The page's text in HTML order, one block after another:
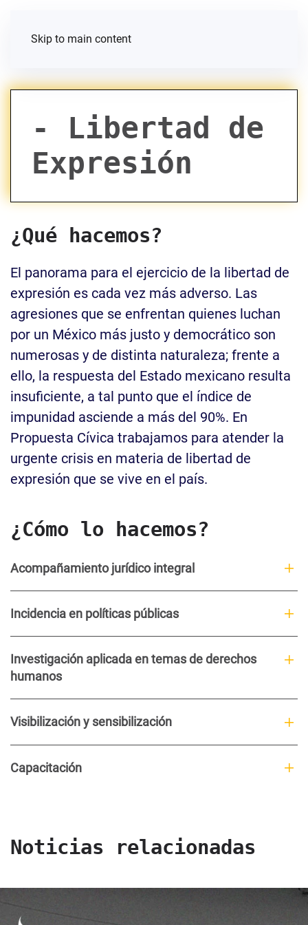
Skip to main content
- Libertad de
Expresión
¿Qué hacemos?
El panorama para el ejercicio de la libertad de
expresión es cada vez más adverso. Las
agresiones que se enfrentan quienes luchan
por un México más justo y democrático son
numerosas y de distinta naturaleza; frente a
ello, la respuesta del Estado mexicano resulta
insuficiente, a tal punto que el índice de
impunidad asciende a más del 90%. En
Propuesta Cívica trabajamos para atender la
urgente crisis en materia de libertad de
expresión que se vive en el país.
¿Cómo lo hacemos?
Acompañamiento jurídico integral
Incidencia en políticas públicas
Investigación aplicada en temas de derechos
humanos
Visibilización y sensibilización
Capacitación
Noticias relacionadas